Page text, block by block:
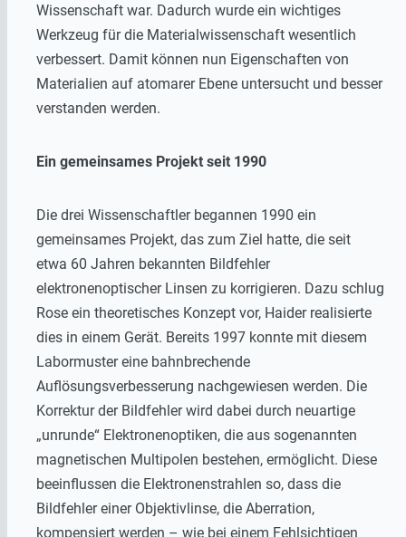
Wissenschaft war. Dadurch wurde ein wichtiges
Werkzeug für die Materialwissenschaft wesentlich
verbessert. Damit können nun Eigenschaften von
Materialien auf atomarer Ebene untersucht und besser
verstanden werden.
Ein gemeinsames Projekt seit 1990
Die drei Wissenschaftler begannen 1990 ein
gemeinsames Projekt, das zum Ziel hatte, die seit
etwa 60 Jahren bekannten Bildfehler
elektronenoptischer Linsen zu korrigieren. Dazu schlug
Rose ein theoretisches Konzept vor, Haider realisierte
dies in einem Gerät. Bereits 1997 konnte mit diesem
Labormuster eine bahnbrechende
Auflösungsverbesserung nachgewiesen werden. Die
Korrektur der Bildfehler wird dabei durch neuartige
„unrunde“ Elektronenoptiken, die aus sogenannten
magnetischen Multipolen bestehen, ermöglicht. Diese
beeinflussen die Elektronenstrahlen so, dass die
Bildfehler einer Objektivlinse, die Aberration,
kompensiert werden – wie bei einem Fehlsichtigen